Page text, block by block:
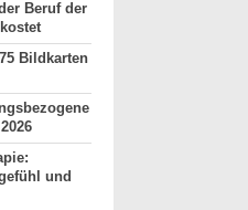
Beruf der
Bildkarten
und